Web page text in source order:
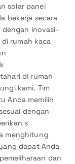
solar panel
bekerja secara
dengan inovasi-
rumah kaca
di rumah
kami. Tim
Anda memilih
dengan
s
menghitung
dapat Anda
dan